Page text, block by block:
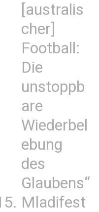
[australis
cher]
Football:
Die
unstoppb
are
Wiederbel
ebung
des
Glaubens“
Mladifest